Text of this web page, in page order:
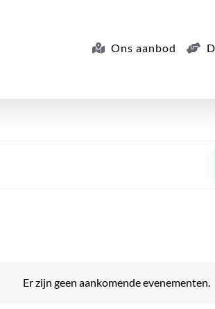
Ons aanbod
Er zijn geen aankomende evenementen.